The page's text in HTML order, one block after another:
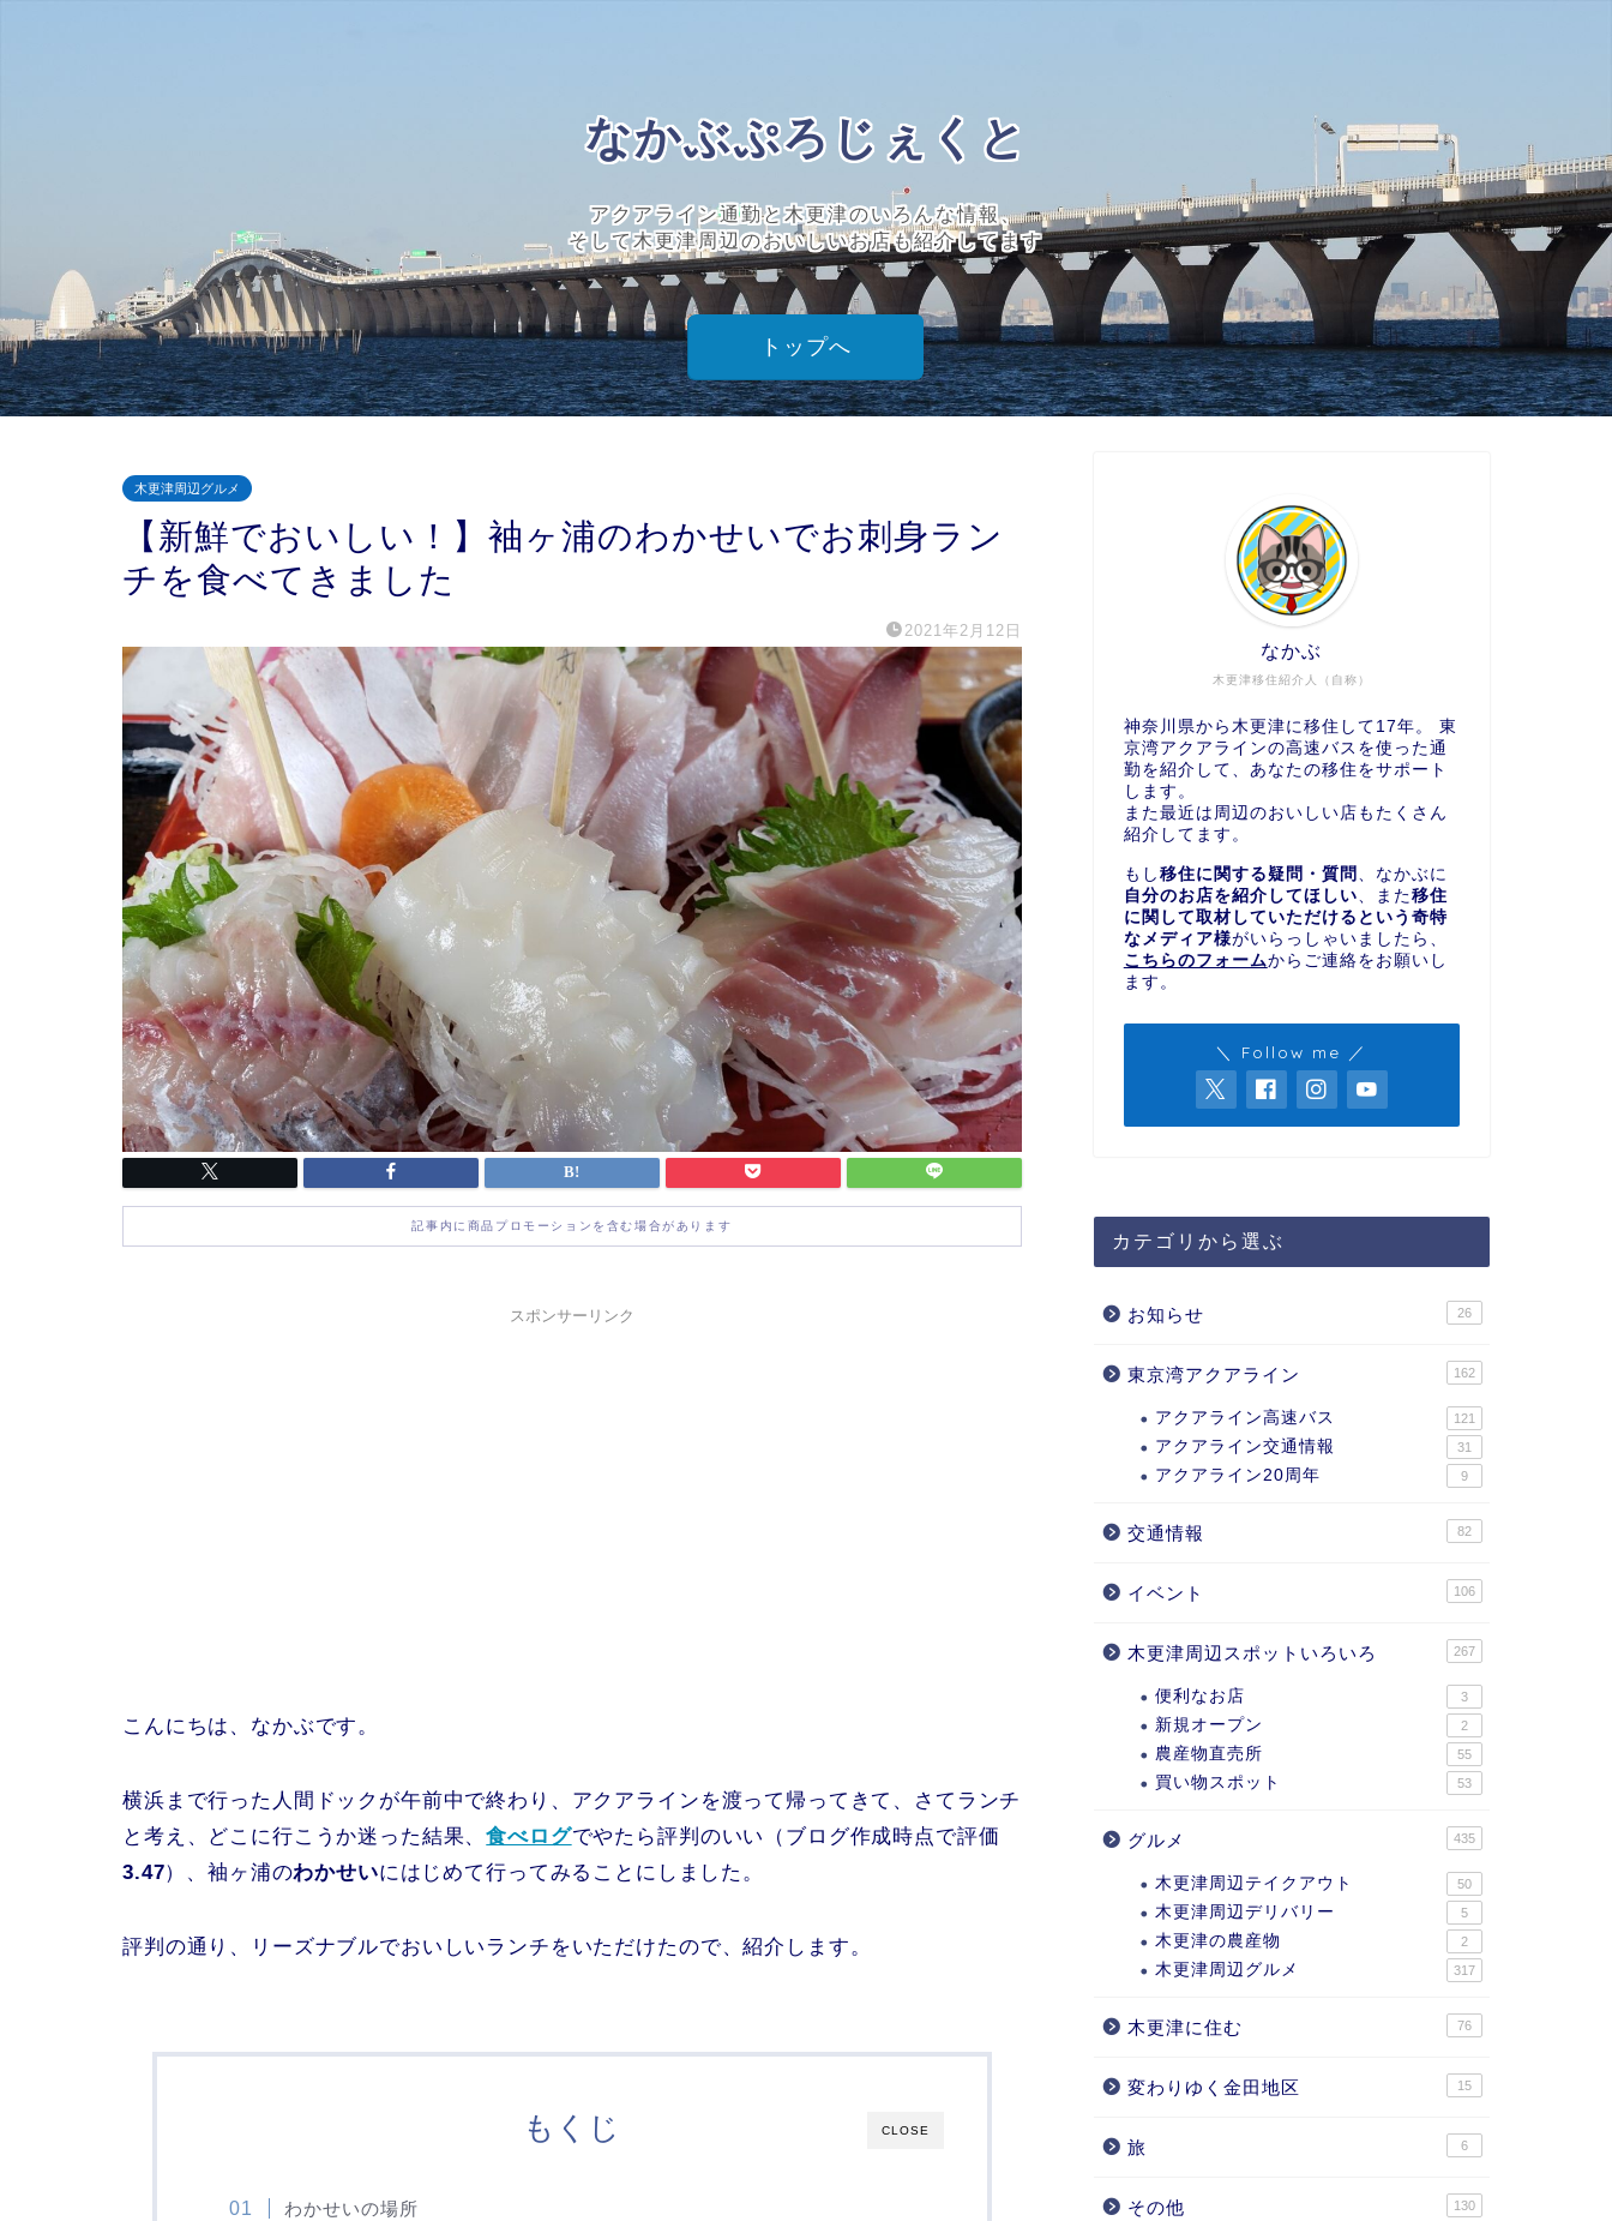
なかぶぷろじぇくと
アクアライン通勤と木更津のいろんな情報、
そして木更津周辺のおいしいお店も紹介してます
トップへ
木更津周辺グルメ
【新鮮でおいしい！】袖ヶ浦のわかせいでお刺身ラン
チを食べてきました
2021年2月12日
記事内に商品プロモーションを含む場合があります
スポンサーリンク
こんにちは、なかぶです。
横浜まで行った人間ドックが午前中で終わり、アクアラインを渡って帰ってきて、さてランチ
と考え、どこに行こうか迷った結果、食べログでやたら評判のいい（ブログ作成時点で評価
3.47）、袖ヶ浦のわかせいにはじめて行ってみることにしました。
評判の通り、リーズナブルでおいしいランチをいただけたので、紹介します。
CLOSE
もくじ
わかせいの場所
木更津移住紹介人（自称）
なかぶ
神奈川県から木更津に移住して17年。 東
京湾アクアラインの高速バスを使った通
勤を紹介して、あなたの移住をサポート
します。
また最近は周辺のおいしい店もたくさん
紹介してます。
もし 移住に関する疑問・質問
、なかぶに
自分のお店を紹介してほしい 、また移住
に関して取材していただけるという奇特
なメディア様がいらっしゃいましたら、
こちらのフォームからご連絡をお願いし
ます。
＼ Follow me ／
カテゴリから選ぶ
お知らせ 26
東京湾アクアライン 162
アクアライン高速バス 121
アクアライン交通情報 31
アクアライン20周年 9
交通情報 82
イベント 106
木更津周辺スポットいろいろ 267
便利なお店 3
新規オープン 2
農産物直売所 55
買い物スポット 53
グルメ 435
木更津周辺テイクアウト 50
木更津周辺デリバリー 5
木更津の農産物 2
木更津周辺グルメ 317
木更津に住む 76
変わりゆく金田地区 15
旅 6
その他 130